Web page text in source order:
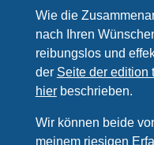
Wie die
nach Ihren
reibungslos und
der Seite der edition
hierbeschrieben.
Wir können beide
meinem riesigen